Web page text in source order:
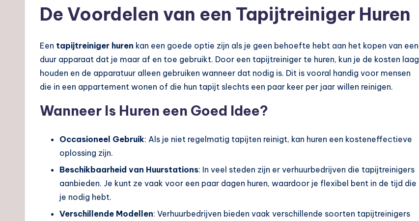
De Voordelen van een Tapijtreiniger Huren
Een tapijtreiniger huren kan een goede optie zijn als je geen behoefte hebt aan het kopen van een
duur apparaat dat je maar af en toe gebruikt. Door een tapijtreiniger te huren, kun je de kosten laag
houden en de apparatuur alleen gebruiken wanneer dat nodig is. Dit is vooral handig voor mensen
die in een appartement wonen of die hun tapijt slechts een paar keer per jaar willen reinigen.
Wanneer Is Huren een Goed Idee?
Occasioneel Gebruik: Als je niet regelmatig tapijten reinigt, kan huren een kosteneffectieve
oplossing zijn.
Beschikbaarheid van Huurstations: In veel steden zijn er verhuurbedrijven die tapijtreinigers
aanbieden. Je kunt ze vaak voor een paar dagen huren, waardoor je flexibel bent in de tijd die
je nodig hebt.
Verschillende Modellen: Verhuurbedrijven bieden vaak verschillende soorten tapijtreinigers